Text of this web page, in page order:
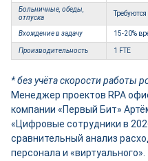
Больничные, обеды,
отпуска
Требуются
Вхождение в задачу 15-20%
Производительность 1 FTE
* без учёта скорости работы
Менеджер проектов RPA
компании «Первый Бит»
«Цифровые сотрудники в
сравнительный анализ
персонала и